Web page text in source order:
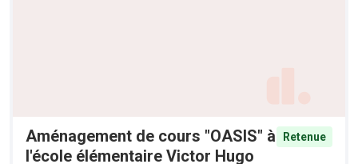
Aménagement de cours "OASIS" à
l'école élémentaire Victor Hugo
Retenue